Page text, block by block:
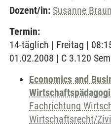
Dozent/in: Susanne Braun
Termin:
14-täglich | Freitag |
01.02.2008 | C 3.120
Economics and
Fachrichtung
Wirtschaftsrecht/